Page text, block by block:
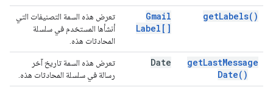
getLabels( )
Gmail
Label[]
تعرض هذه السمة التصنيفات التي
أنشأها المستخدم في سلسلة
المحادثات هذه.
getLastMessage
Date( )
Date
تعرض هذه السمة تاريخ آخر
رسالة في سلسلة المحادثات هذه.